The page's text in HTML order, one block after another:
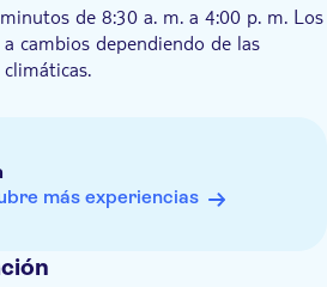
seguridad de los participantes del
la excursión se pospondrá.
de 8:30 a. m. a 4:00 p. m. Los
cambios dependiendo de las
confirmará en la dirección de correo
para canjear en la estación del
de 2 participantes por confirmar.
más experiencias